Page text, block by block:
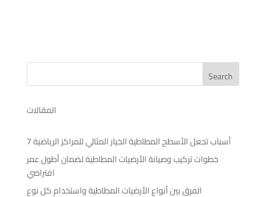
Search
المقالات
7 أسباب تجعل الأسطح المطاطية الخيار المثالي للمراكز الرياضية
خطوات تركيب وصيانة الأرضيات المطاطية لضمان أطول عمر
افتراضي
الفرق بين أنواع الأرضيات المطاطية واستخدام كل نوع